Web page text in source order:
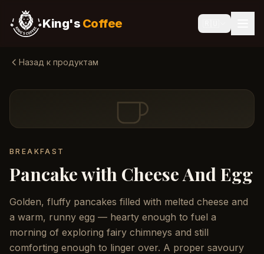
King's Coffee
Назад к продуктам
BREAKFAST
Pancake with Cheese And Egg
Golden, fluffy pancakes filled with melted cheese and
a warm, runny egg — hearty enough to fuel a
morning of exploring fairy chimneys and still
comforting enough to linger over. A proper savoury